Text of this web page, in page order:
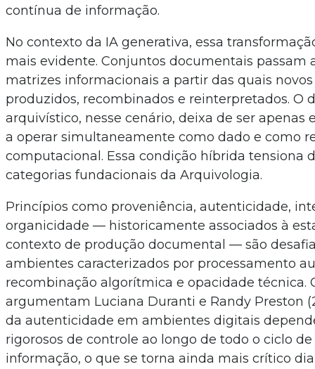
contínua de informação.
No contexto da IA generativa, essa
mais evidente. Conjuntos documentais passam
matrizes informacionais a partir das quais
produzidos, recombinados e reinterpretados. O
arquivístico, nesse cenário, deixa de ser apenas
a operar simultaneamente como dado e como
computacional. Essa condição híbrida tensiona
categorias fundacionais da Arquivologia.
Princípios como proveniência, autenticidade,
organicidade — historicamente associados à
contexto de produção documental — são
ambientes caracterizados por processamento
recombinação algorítmica e opacidade técnica.
argumentam Luciana Duranti e Randy Preston
da autenticidade em ambientes digitais
rigorosos de controle ao longo de todo o ciclo
informação, o que se torna ainda mais crítico